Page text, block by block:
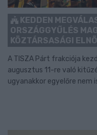
KEDDEN
ORSZÁGGYŰLÉS
KÖZTÁRSASÁGI
A TISZA Párt frakciója
augusztus 11-re való
ugyanakkor egyelőre nem